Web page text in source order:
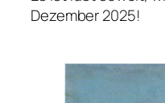
Dezember 2025!